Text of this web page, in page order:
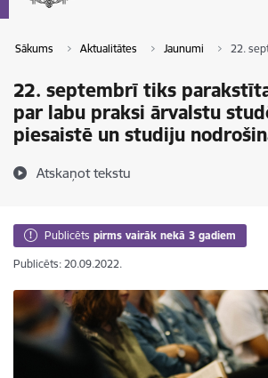
Sākums Aktualitātes Jaunumi 22.
22. septembrī tiks
par labu praksi ārvalstu
piesaistē un studiju
Atskaņot tekstu
Publicēts pirms vairāk nekā 3 gadiem
Publicēts: 20.09.2022.